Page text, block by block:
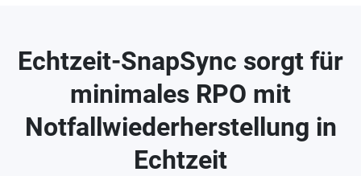
Echtzeit-SnapSync sorgt für
minimales RPO mit
Notfallwiederherstellung in
Echtzeit